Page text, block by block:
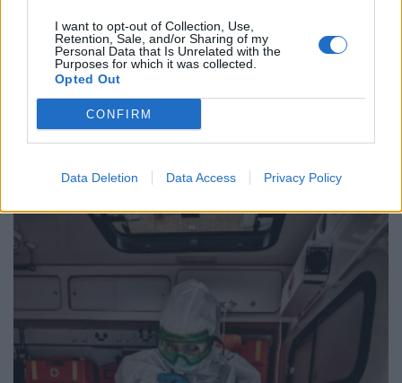
I want to opt-out of Collection, Use,
Retention, Sale, and/or Sharing of my
Personal Data that Is Unrelated with the
Purposes for which it was collected.
Opted Out
CONFIRM
Data Deletion Data Access Privacy Policy
Έμπολα: Άρχισε η κλινική δοκιμή ενός νέου
εμβολίου της Moderna